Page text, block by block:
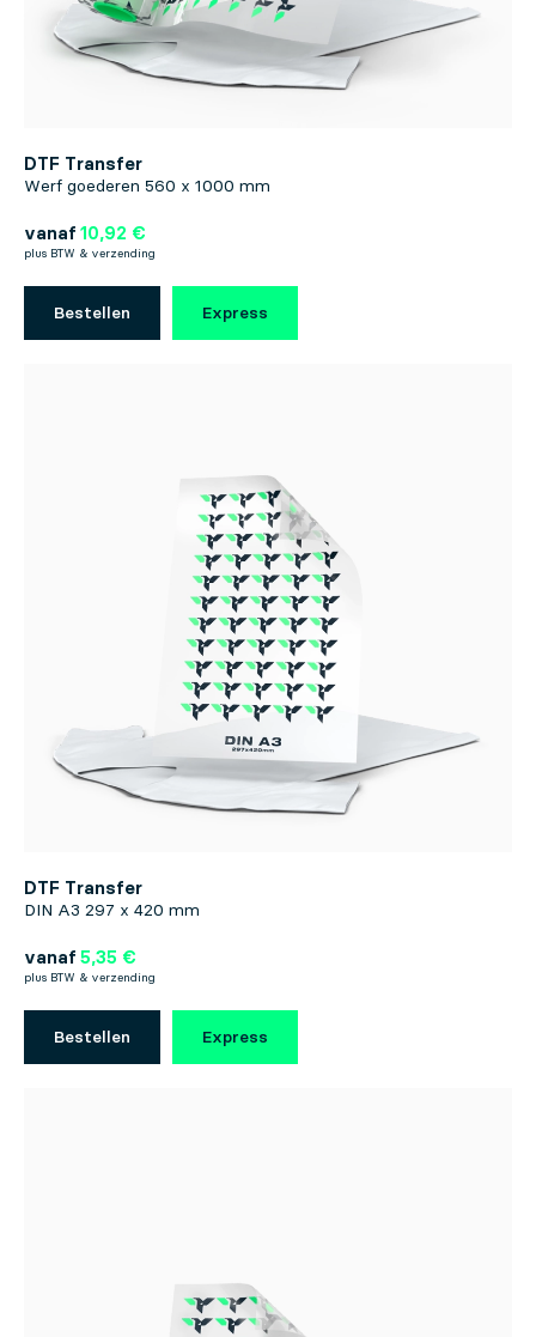
DTF Transfer
Werf goederen 560 x 1000 mm
vanaf 10,92 €
plus BTW & verzending
Bestellen Express
DTF Transfer
DIN A3 297 x 420 mm
vanaf 5,35 €
plus BTW & verzending
Bestellen Express